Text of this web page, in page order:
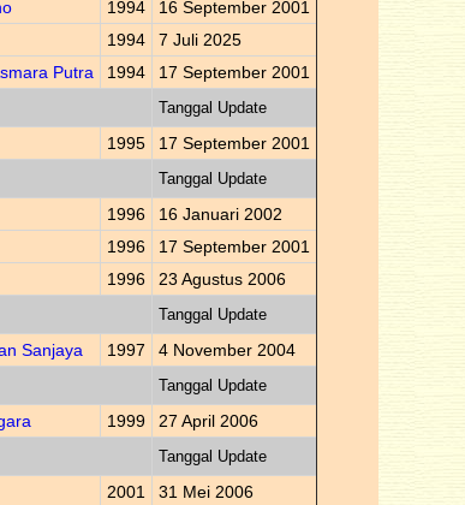
1994
16 September 2001
1994
7 Juli 2025
Putra 1994 17 September 2001
Tanggal Update
1995 17 September 2001
Tanggal Update
1996
16 Januari 2002
1996
17 September 2001
1996 23 Agustus 2006
Tanggal Update
Sanjaya 1997 4 November 2004
Tanggal Update
1999 27 April 2006
Tanggal Update
2001 31 Mei 2006